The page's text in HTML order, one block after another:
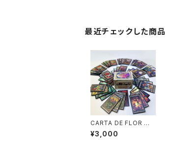
最近チェックした商品
CARTA DE FLOR ～
花歌留多～
¥3,000